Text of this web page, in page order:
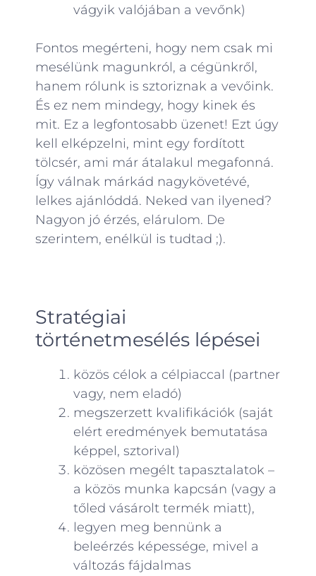
vágyik valójában a vevőnk)
Fontos megérteni, hogy nem csak mi
mesélünk magunkról, a cégünkről,
hanem rólunk is sztoriznak a vevőink.
És ez nem mindegy, hogy kinek és
mit. Ez a legfontosabb üzenet! Ezt úgy
kell elképzelni, mint egy fordított
tölcsér, ami már átalakul megafonná.
Így válnak márkád nagykövetévé,
lelkes ajánlóddá. Neked van ilyened?
Nagyon jó érzés, elárulom. De
szerintem, enélkül is tudtad ;).
Stratégiai
történetmesélés lépései
közös célok a célpiaccal (partner
vagy, nem eladó)
megszerzett kvalifikációk (saját
elért eredmények bemutatása
képpel, sztorival)
közösen megélt tapasztalatok –
a közös munka kapcsán (vagy a
tőled vásárolt termék miatt),
legyen meg bennünk a
beleérzés képessége, mivel a
változás fájdalmas